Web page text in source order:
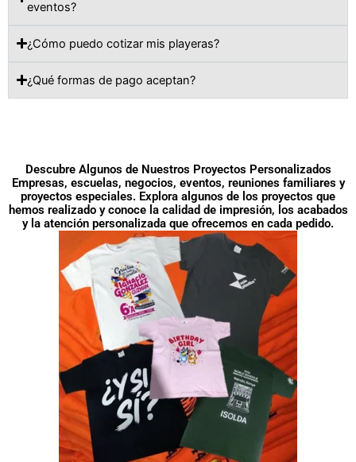
eventos?
¿Cómo puedo cotizar mis playeras?
¿Qué formas de pago aceptan?
Descubre Algunos de Nuestros Proyectos Personalizados
Empresas, escuelas, negocios, eventos, reuniones familiares y
proyectos especiales. Explora algunos de los proyectos que
hemos realizado y conoce la calidad de impresión, los acabados
y la atención personalizada que ofrecemos en cada pedido.